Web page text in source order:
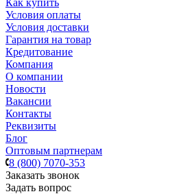
Как купить
Условия оплаты
Условия доставки
Гарантия на товар
Кредитование
Компания
О компании
Новости
Вакансии
Контакты
Реквизиты
Блог
Оптовым партнерам
8 (800) 7070-353
Заказать звонок
Задать вопрос